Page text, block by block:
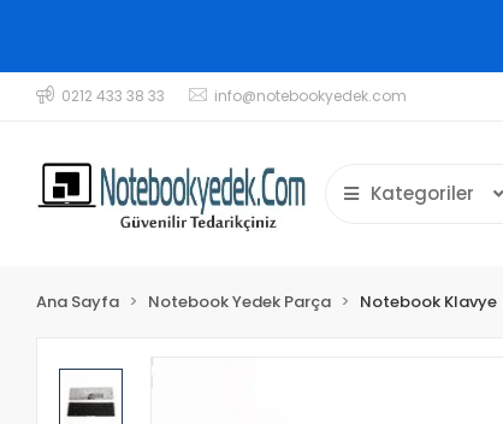
0212 433 38 33 info@notebookyedek.com
Kategoriler
Ana Sayfa Notebook Yedek Parça Notebook Klavye